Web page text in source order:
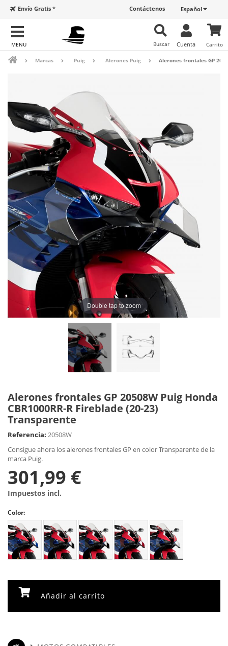
Español
Contáctenos
Envío Gratis *
Carrito
Cuenta
Buscar
Marcas Puig Alerones Puig Alerones frontales GP
Double tap to zoom
Alerones frontales GP 20508W Puig Honda
CBR1000RR-R Fireblade (20-23)
Transparente
Referencia: 20508W
Consigue ahora los alerones frontales GP en color Transparente de la
marca Puig.
301,99 €
Impuestos incl.
Color:
Añadir al carrito